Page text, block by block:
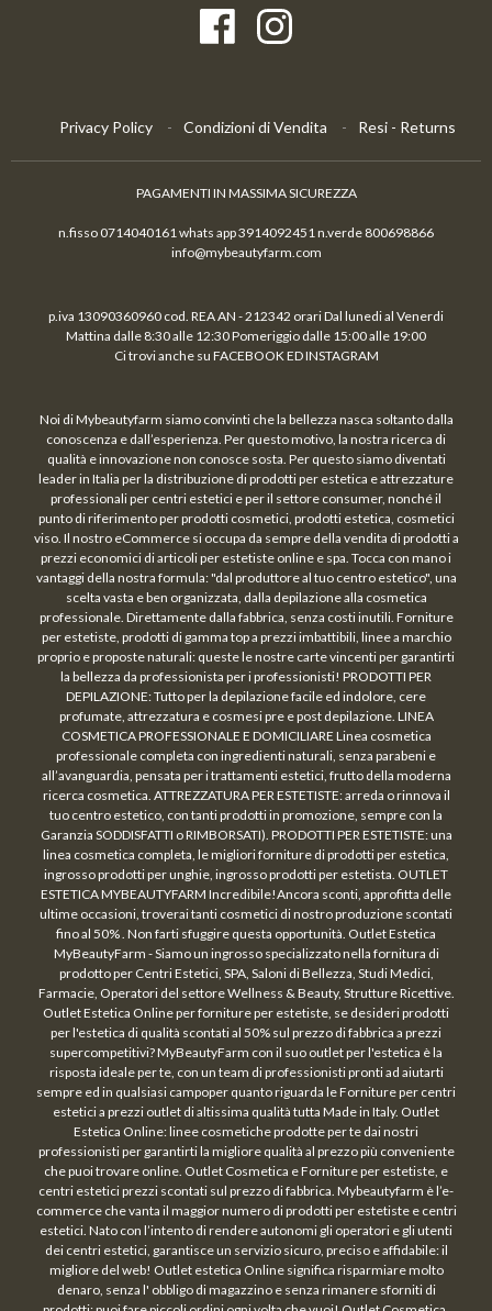
Privacy Policy Condizioni di Vendita Resi - Returns
PAGAMENTI IN MASSIMA SICUREZZA
n.fisso 0714040161 whats app 3914092451 n.verde 800698866
info@mybeautyfarm.com
p.iva 13090360960 cod. REA AN - 212342 orari Dal lunedi al Venerdi
Mattina dalle 8:30 alle 12:30 Pomeriggio dalle 15:00 alle 19:00
Ci trovi anche su FACEBOOK ED INSTAGRAM
Noi di Mybeautyfarm siamo convinti che la bellezza nasca soltanto dalla
conoscenza e dall’esperienza. Per questo motivo, la nostra ricerca di
qualità e innovazione non conosce sosta. Per questo siamo diventati
leader in Italia per la distribuzione di prodotti per estetica e attrezzature
professionali per centri estetici e per il settore consumer, nonché il
punto di riferimento per prodotti cosmetici, prodotti estetica, cosmetici
viso. Il nostro eCommerce si occupa da sempre della vendita di prodotti a
prezzi economici di articoli per estetiste online e spa. Tocca con mano i
vantaggi della nostra formula: "dal produttore al tuo centro estetico", una
scelta vasta e ben organizzata, dalla depilazione alla cosmetica
professionale. Direttamente dalla fabbrica, senza costi inutili. Forniture
per estetiste, prodotti di gamma top a prezzi imbattibili, linee a marchio
proprio e proposte naturali: queste le nostre carte vincenti per garantirti
la bellezza da professionista per i professionisti! PRODOTTI PER
DEPILAZIONE: Tutto per la depilazione facile ed indolore, cere
profumate, attrezzatura e cosmesi pre e post depilazione. LINEA
COSMETICA PROFESSIONALE E DOMICILIARE Linea cosmetica
professionale completa con ingredienti naturali, senza parabeni e
all’avanguardia, pensata per i trattamenti estetici, frutto della moderna
ricerca cosmetica. ATTREZZATURA PER ESTETISTE: arreda o rinnova il
tuo centro estetico, con tanti prodotti in promozione, sempre con la
Garanzia SODDISFATTI o RIMBORSATI). PRODOTTI PER ESTETISTE: una
linea cosmetica completa, le migliori forniture di prodotti per estetica,
ingrosso prodotti per unghie, ingrosso prodotti per estetista. OUTLET
ESTETICA MYBEAUTYFARM Incredibile!Ancora sconti, approfitta delle
ultime occasioni, troverai tanti cosmetici di nostro produzione scontati
fino al 50% . Non farti sfuggire questa opportunità. Outlet Estetica
MyBeautyFarm - Siamo un ingrosso specializzato nella fornitura di
prodotto per Centri Estetici, SPA, Saloni di Bellezza, Studi Medici,
Farmacie, Operatori del settore Wellness & Beauty, Strutture Ricettive.
Outlet Estetica Online per forniture per estetiste, se desideri prodotti
per l'estetica di qualità scontati al 50% sul prezzo di fabbrica a prezzi
supercompetitivi? MyBeautyFarm con il suo outlet per l'estetica è la
risposta ideale per te, con un team di professionisti pronti ad aiutarti
sempre ed in qualsiasi campoper quanto riguarda le Forniture per centri
estetici a prezzi outlet di altissima qualità tutta Made in Italy. Outlet
Estetica Online: linee cosmetiche prodotte per te dai nostri
professionisti per garantirti la migliore qualità al prezzo più conveniente
che puoi trovare online. Outlet Cosmetica e Forniture per estetiste, e
centri estetici prezzi scontati sul prezzo di fabbrica. Mybeautyfarm è l’e-
commerce che vanta il maggior numero di prodotti per estetiste e centri
estetici. Nato con l’intento di rendere autonomi gli operatori e gli utenti
dei centri estetici, garantisce un servizio sicuro, preciso e affidabile: il
migliore del web! Outlet estetica Online significa risparmiare molto
denaro, senza l' obbligo di magazzino e senza rimanere sforniti di